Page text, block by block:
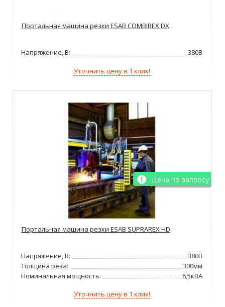
Портальная машина резки ESAB COMBIREX DX
Напряжение, В: 380В
Уточнить цену в 1 клик!
Цена по запросу
Портальная машина резки ESAB SUPRAREX HD
Напряжение, В:
380В
Толщина реза:
300мм
Номинальная мощность:
6,5кВА
Уточнить цену в 1 клик!